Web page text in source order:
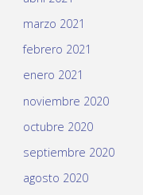
marzo 2021
febrero 2021
enero 2021
noviembre 2020
octubre 2020
septiembre 2020
agosto 2020